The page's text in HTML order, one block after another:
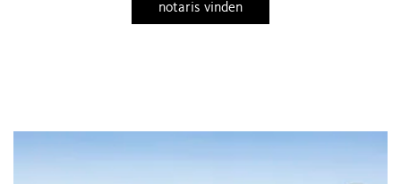
notaris vinden